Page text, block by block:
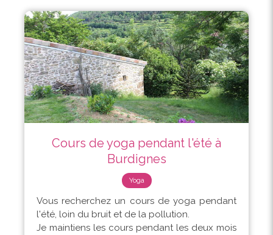
Cours de yoga pendant l'été à
Burdignes
Yoga
Vous recherchez un cours de yoga pendant
l'été, loin du bruit et de la pollution.
Je maintiens les cours pendant les deux mois